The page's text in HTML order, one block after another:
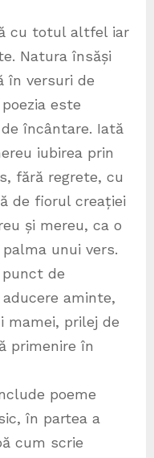
cu totul altfel iar
Natura însăși
în versuri de
este
încântare. Iată
iubirea prin
fără regrete, cu
de fiorul creației
și mereu, ca o
unui vers.
de
aminte,
mamei, prilej de
primenire în
poeme
în partea a
cum scrie